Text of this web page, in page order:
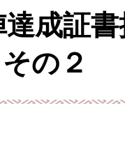
成証
の２